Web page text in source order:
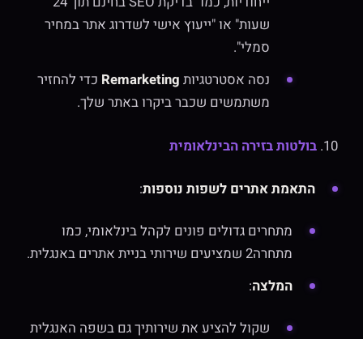
שעות" או "ייעוץ אישי לשדרוג אתר במחיר
סמלי".
נסה אסטרטגיותRemarketingכדי להחזיר
משתמשים שכבר ביקרו באתר שלך.
10. בולטות בזירה הבינלאומית
התאמת אתרים לשפות נוספות:
מתחרים גדולים פונים לקהל בינלאומי, כמו
מתחרה2 שמציעים שירותי בניית אתרים באנגלית.
המלצה:
שקול להציע את שירותיך גם בשפה האנגלית